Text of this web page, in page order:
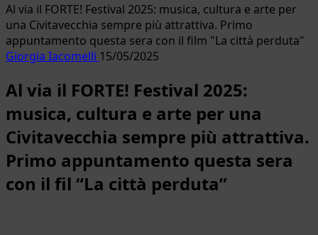
Al via il FORTE! Festival 2025: musica, cultura e arte per
una Civitavecchia sempre più attrattiva. Primo
appuntamento questa sera con il film "La città perduta"
Giorgia Iacomelli 15/05/2025
Al via il FORTE! Festival 2025:
musica, cultura e arte per una
Civitavecchia sempre più attrattiva.
Primo appuntamento questa sera
con il fil “La città perduta”